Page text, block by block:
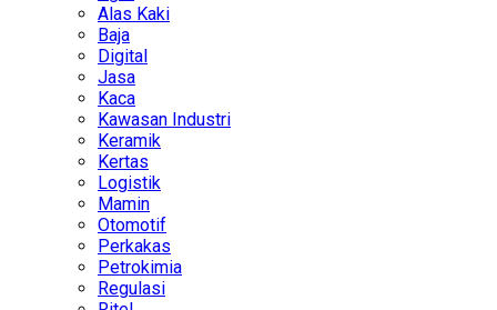
Alas Kaki
Baja
Digital
Jasa
Kaca
Kawasan Industri
Keramik
Kertas
Logistik
Mamin
Otomotif
Perkakas
Petrokimia
Regulasi